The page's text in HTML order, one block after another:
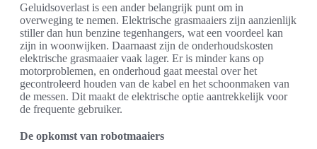
Geluidsoverlast is een ander belangrijk punt om in
overweging te nemen. Elektrische grasmaaiers zijn aanzienlijk
stiller dan hun benzine tegenhangers, wat een voordeel kan
zijn in woonwijken. Daarnaast zijn de onderhoudskosten
elektrische grasmaaier vaak lager. Er is minder kans op
motorproblemen, en onderhoud gaat meestal over het
gecontroleerd houden van de kabel en het schoonmaken van
de messen. Dit maakt de elektrische optie aantrekkelijk voor
de frequente gebruiker.
De opkomst van robotmaaiers